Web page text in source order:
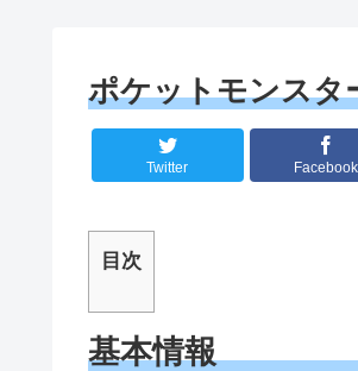
ポケットモンスタ
Twitter Facebook
目次
基本情報